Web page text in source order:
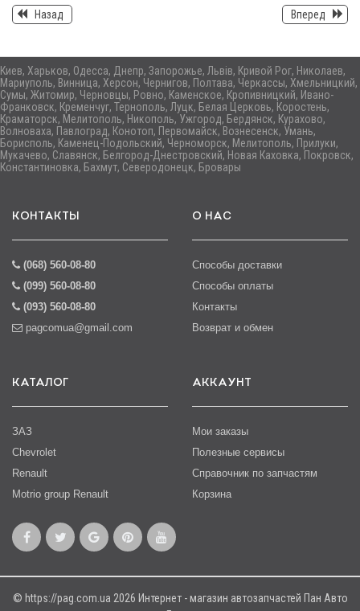
Назад Вперед
Киев, Харьков, Одесса, Днепр, Запорожье, Львів, Кривой Рог, Николаев,
Мариуполь, Винница, Херсон, Чернигов, Полтава, Черкассы, Хмельницкий,
Сумы, Житомир, Черновцы, Ровно, Каменское, Кропивницкий, Ивано-
Франковск, Кременчуг, Тернополь, Луцк, Белая Церковь, Коростень,
Краматорск, Мелитополь, Никополь, Ужгород, Бердянск, Курахово,
Волноваха, Павлоград, Конотоп, Первомайск, Вознесенск, Умань,
Борисполь, Каменец-Подольский, Черноморск, Мелитополь, Прилуки,
Мукачево, Славянск, Белгород-Днестровский, Новая Каховка, Покровск,
Константиновка, Бахмут, Северодонецк, Бровары
КОНТАКТЫ
(068) 560-08-80
(099) 560-08-80
(093) 560-08-80
pagcomua@gmail.com
О НАС
Способы доставки
Способы оплаты
Контакты
Возврат и обмен
КАТАЛОГ
ЗАЗ
Chevrolet
Renault
Motrio group Renault
АККАУНТ
Мои заказы
Полезные сервисы
Справочник по запчастям
Корзина
© https://pag.com.ua 2026 Интернет - магазин автозапчастей Пан Авто